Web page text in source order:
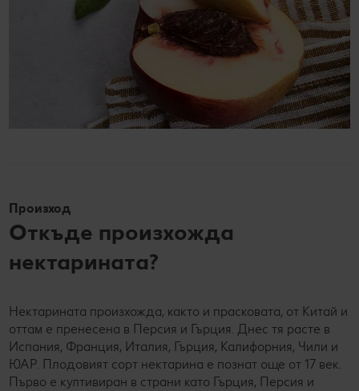
Произход
Откъде произхожда
нектаринатa?
Нектарината произхожда, както и прасковата, от Китай и
оттам е пренесена в Персия и Гърция. Днес тя расте в
Испания, Франция, Италия, Гърция, Калифорния, Чили и
ЮАР. Плодовият сорт нектарина е познат още от 17 век.
Първо е култивиран в страни като Гърция, Персия и